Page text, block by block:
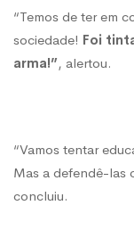
“Temos de ter em
sociedade! Foi
arma!”, alertou.
“Vamos tentar
Mas a defendê-las
concluiu.